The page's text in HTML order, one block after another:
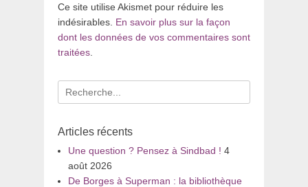
Ce site utilise Akismet pour réduire les
indésirables. En savoir plus sur la façon
dont les données de vos commentaires sont
traitées
Recherche
pour
Articles récents
Une question ? Pensez à Sindbad ! 4
août 2026
De Borges à Superman : la bibliothèque